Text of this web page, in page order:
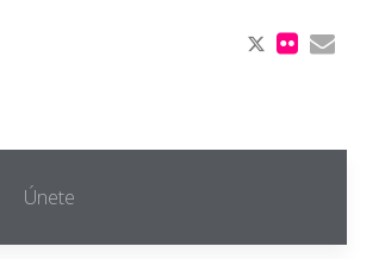
Únete